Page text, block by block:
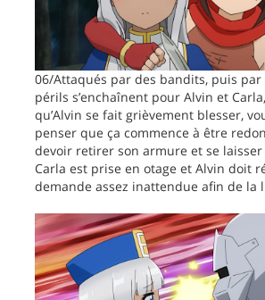
06/Attaqués par des bandits, puis par
périls s’enchaînent pour Alvin et
qu’Alvin se fait grièvement blesser,
penser que ça commence à être
devoir retirer son armure et se laisser
Carla est prise en otage et Alvin doit
demande assez inattendue afin de la